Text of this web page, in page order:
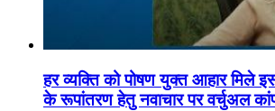
हर व्यक्ति को पोषण युक्त आहार मिले
के रूपांतरण हेतु नवाचार पर वर्चुअल